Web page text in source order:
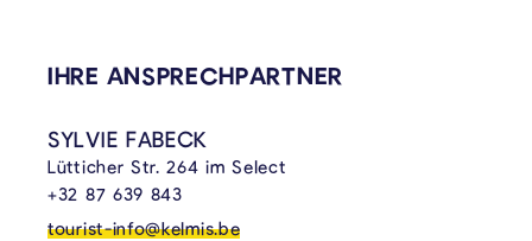
VERKNÜPFTE INHALTE
IHRE ANSPRECHPARTNER
SYLVIE FABECK
Lütticher Str. 264 im Select
+32 87 639 843
tourist-info@kelmis.be